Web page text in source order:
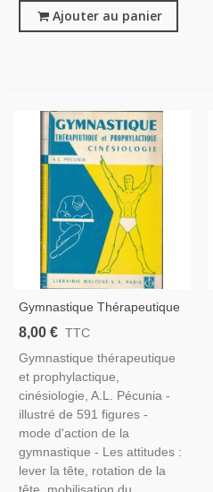
Ajouter au panier
Gymnastique Thérapeutique
Et Prophylactique
Cinésiologie, Pécunia, 1962.
Culture Physique,
Kinésithérapie, Sports,
8,00 € TTC
Gymnastique thérapeutique
et prophylactique,
cinésiologie, A.L. Pécunia -
illustré de 591 figures -
mode d'action de la
gymnastique - Les attitudes :
lever la tête, rotation de la
tête, mobilisation du